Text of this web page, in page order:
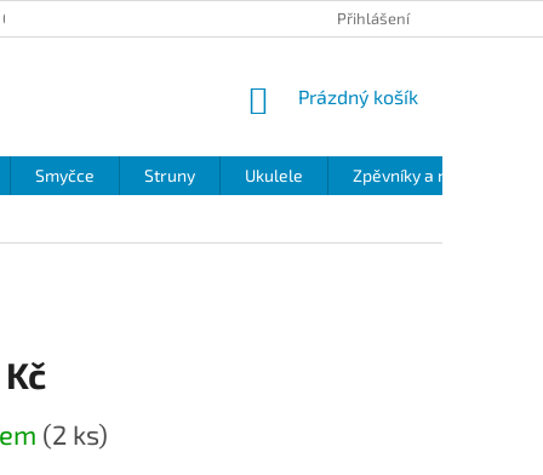
OSOBNÍCH ÚDAJŮ Přihlášení
NÁKUPNÍ
Prázdný košík
Smyčce Struny Ukulele Zpěvníky a noty
(2 ks)